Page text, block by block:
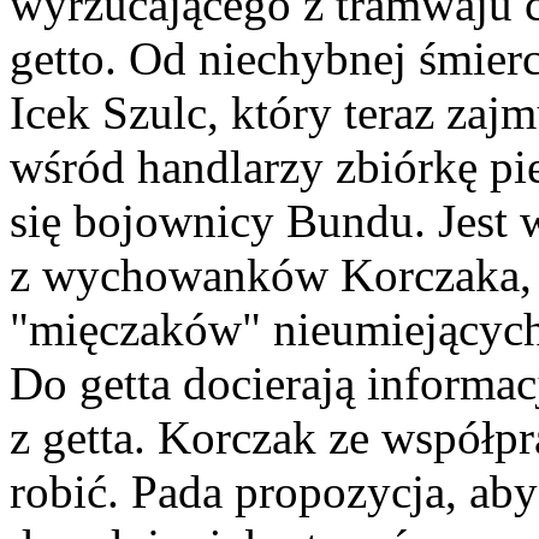
getto. Od niechybnej
Icek Szulc, który teraz
wśród handlarzy zbiórkę
się bojownicy Bundu. Jest
z wychowanków
"mięczaków"
Do getta docierają
z getta. Korczak ze
robić. Pada propozycja,